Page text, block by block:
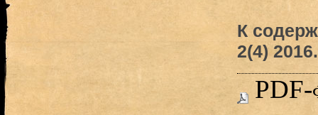
К
2(4)
PDF-